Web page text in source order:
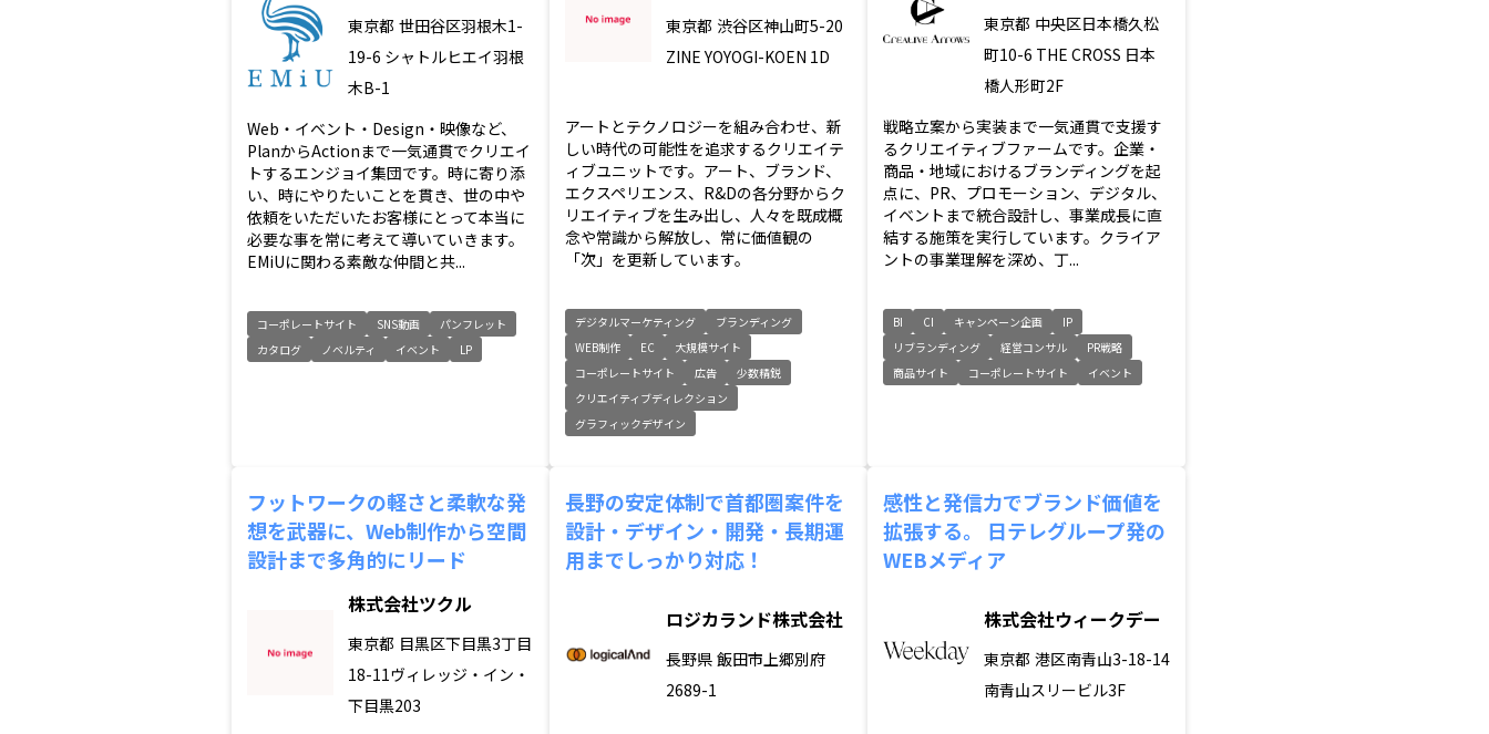
東京都 世田谷区羽根木1-
19-6 シャトルヒエイ羽根
木B-1
Web・イベント・Design・映像など、
PlanからActionまで一気通貫でクリエイ
トするエンジョイ集団です。時に寄り添
い、時にやりたいことを貫き、世の中や
依頼をいただいたお客様にとって本当に
必要な事を常に考えて導いていきます。
EMiUに関わる素敵な仲間と共...
コーポレートサイト SNS動画
パンフレット
カタログ
ノベルティ イベント LP
東京都 渋谷区神山町5-20
ZINE YOYOGI-KOEN 1D
アートとテクノロジーを組み合わせ、新
しい時代の可能性を追求するクリエイテ
ィブユニットです。アート、ブランド、
エクスペリエンス、R&Dの各分野からク
リエイティブを生み出し、人々を既成概
念や常識から解放し、常に価値観の
「次」を更新しています。
デジタルマーケティング
ブランディング
WEB制作
EC
大規模サイト
コーポレートサイト
広告
少数精鋭
クリエイティブディレクション
グラフィックデザイン
東京都 中央区日本橋久松
町10-6 THE CROSS 日本
橋人形町2F
戦略立案から実装まで一気通貫で支援す
るクリエイティブファームです。企業・
商品・地域におけるブランディングを起
点に、PR、プロモーション、デジタル、
イベントまで統合設計し、事業成長に直
結する施策を実行しています。クライア
ントの事業理解を深め、丁...
BI CI キャンペーン企画
IP
リブランディング
経営コンサル
PR戦略
商品サイト
コーポレートサイト イベント
フットワークの軽さと柔軟な発
想を武器に、Web制作から空間
設計まで多角的にリード
株式会社ツクル
東京都 目黒区下目黒3丁目
18-11ヴィレッジ・イン・
下目黒203
長野の安定体制で首都圏案件を
設計・デザイン・開発・長期運
用までしっかり対応！
ロジカランド株式会社
長野県 飯田市上郷別府
2689-1
感性と発信力でブランド価値を
拡張する。 日テレグループ発の
WEBメディア
株式会社ウィークデー
東京都 港区南青山3-18-14
南青山スリービル3F